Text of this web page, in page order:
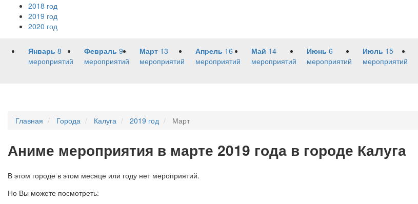
2018 год
2019 год
2020 год
Январь 8
мероприятий
Февраль 9
мероприятий
Март 13
мероприятий
Апрель 16
мероприятий
Май 14
мероприятий
Июнь 6
мероприятий
Июль 15
мероприятий
Главная Города Калуга 2019 год Март
Аниме мероприятия в марте 2019 года в городе Калуга
В этом городе в этом месяце или году нет мероприятий.
Но Вы можете посмотреть: